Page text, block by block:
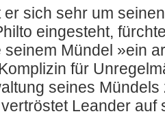
sich sehr um
eingesteht,
seinem Mündel »ein
für
seines
Leander